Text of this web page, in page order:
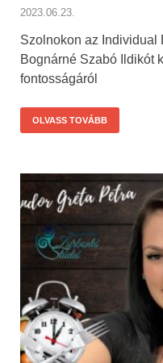
2023.06.23.
Szolnokon az Individual
Bognárné Szabó Ildikót
fontosságáról
OLVASS TOVÁBB